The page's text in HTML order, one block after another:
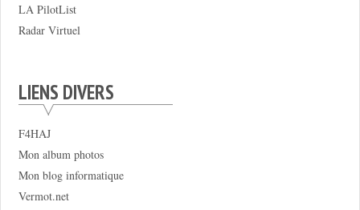
LA PilotList
Radar Virtuel
LIENS DIVERS
F4HAJ
Mon album photos
Mon blog informatique
Vermot.net